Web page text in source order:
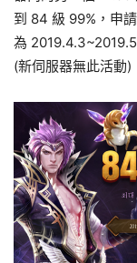
到 84 級 99%，申
為
(新伺服器無此活動)